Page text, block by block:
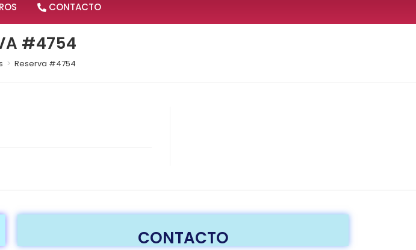
CONTACTO
#4754
> Reserva #4754
CONTACTO